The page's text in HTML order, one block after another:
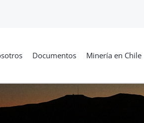
Documentos Minería en Chile